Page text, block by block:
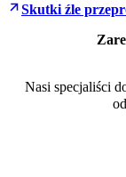
Skutki źle
Nasi specjaliści